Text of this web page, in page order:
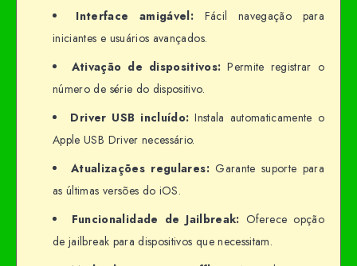
Interface amigável: Fácil navegação para
iniciantes e usuários avançados.
Ativação de dispositivos: Permite registrar o
número de série do dispositivo.
Driver USB incluído: Instala automaticamente o
Apple USB Driver necessário.
Atualizações regulares:Garante suporte para
as últimas versões do iOS.
Funcionalidade de Jailbreak: Oferece opção
de jailbreak para dispositivos que necessitam.